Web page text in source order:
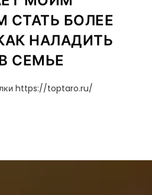
БОЛЕЕ
НАЛАДИТЬ
СЕМЬЕ
https://toptaro.ru/